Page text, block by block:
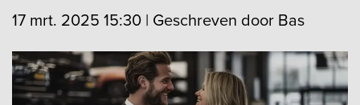
17 mrt. 2025 15:30 | Geschreven door Bas